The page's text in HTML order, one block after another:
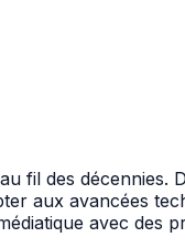
fil des décennies.
aux avancées
avec des